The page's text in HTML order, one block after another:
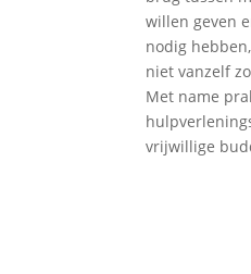
willen geven
nodig
niet vanzelf
Met name
vrijwillige